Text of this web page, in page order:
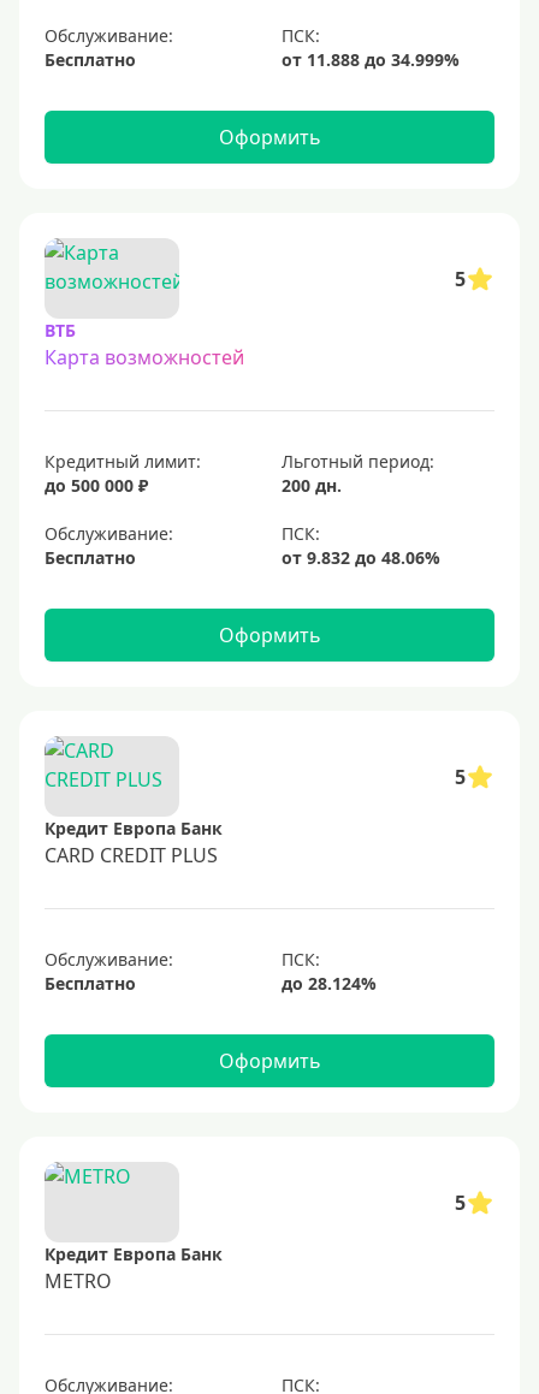
Обслуживание:
Бесплатно
Оформить
5
ВТБ
Карта возможностей
Кредитный лимит:
до 500 000 ₽
Льготный период:
200 дн.
Обслуживание:
Бесплатно
Оформить
5
Кредит Европа Банк
CARD CREDIT PLUS
Обслуживание:
Бесплатно
Оформить
5
Кредит Европа Банк
METRO
Обслуживание: